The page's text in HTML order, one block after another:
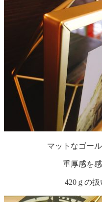
マットなゴー
重厚感を
420ｇの扱